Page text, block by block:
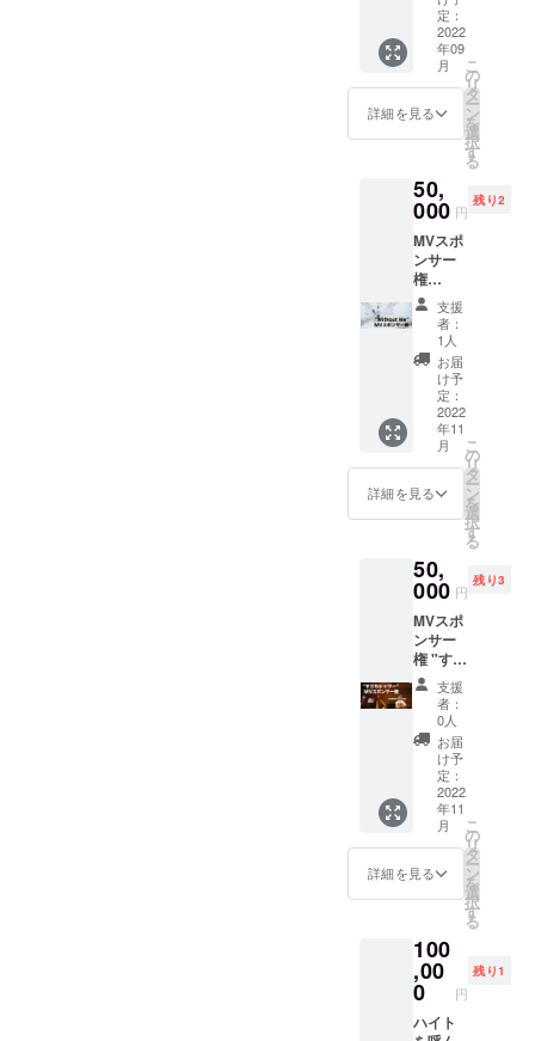
ご記入
くださ
い。 MV
エンド
へ出演
者とし
載させ
ていた
だきま
す。
イトと
会った
時に
言って
いただ
ける
真っ直
ぐ見て
「あり
がとう
ござい
ます」
と御礼
しま
す。ク
ラファ
ンにつ
いての
活動報
告メー
ルをお
一人お
一人に
やス
テージ
で着用
しまし
た衣装
をご支
援者様
へご提
しま
す。
No.08
2016年
9月
Single "
Bullet
Girl " リ
リー
ス。 上
裸に金
髪で、
グルー
プ時代
のイ
メージ
を吹き
た。 ど
派手な
トップ
ス。 こ
の
Single
物販
になか
なかお
目見え
しませ
ん（笑
お子さ
んに見
せたく
ないら
しいで
すWWW
定：
2022
年09
月
詳細を見る
こ
の
リ
タ
ー
ン
を
選
択
す
る
50,
000 円
残り2
MVスポ
ンサー
権
"Withou
t Me" 親
子がた
くさん
撮影さ
れたMV
になる
予定で
す。 MV
スポン
サーと
してMV
の最後
様のロ
ゴもし
くは社
名を動
画内と
Youtub
e概要欄
へ掲載
いたし
ます。
備考欄
へ 掲
載希望
の会社
名もし
くは店
名と
い。
支援
者：
1人
お届
け予
定：
2022
年11
月
詳細を見る
こ
の
リ
タ
ー
ン
を
選
択
す
る
50,
000 円
残り3
MVスポ
ンサー
権 "すだ
ちシャ
ワー" 楽
しい、
かなり
POPに
撮影さ
れたMV
になる
予定で
す。 MV
スポン
サーと
してMV
に企業
様のロ
ゴもし
くは社
名を動
支援
者：
0人
お届
け予
定：
2022
年11
月
詳細を見る
こ
の
リ
タ
ー
ン
を
選
択
す
る
100
,00
0 円
残り1
ハイト